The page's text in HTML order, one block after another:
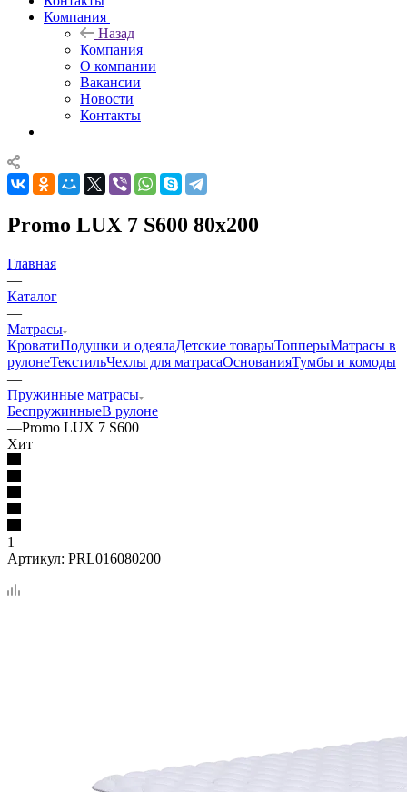
Компания
Назад
Компания
О компании
Вакансии
Новости
Контакты
Promo LUX 7 S600 80x200
Главная
—
Каталог
—
Матрасы
КроватиПодушки и одеялаДетские товарыТопперыМатрасы в
рулонеТекстильЧехлы для матрасаОснованияТумбы и комоды
—
Пружинные матрасы
БеспружинныеВ рулоне
—Promo LUX 7 S600
Хит
1
Артикул: PRL016080200